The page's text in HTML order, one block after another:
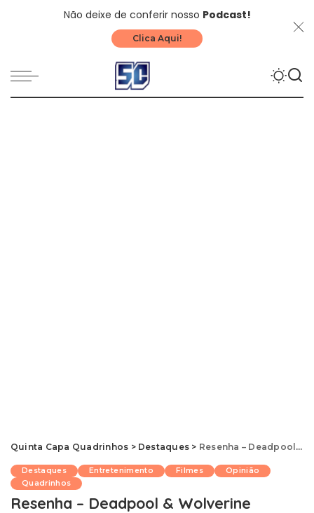
Não deixe de conferir nosso Podcast!
Clica Aqui!
Quinta Capa Quadrinhos > Destaques > Resenha – Deadpool & Wolverine
Destaques Entretenimento Filmes
Opinião
Quadrinhos
Resenha – Deadpool & Wolverine